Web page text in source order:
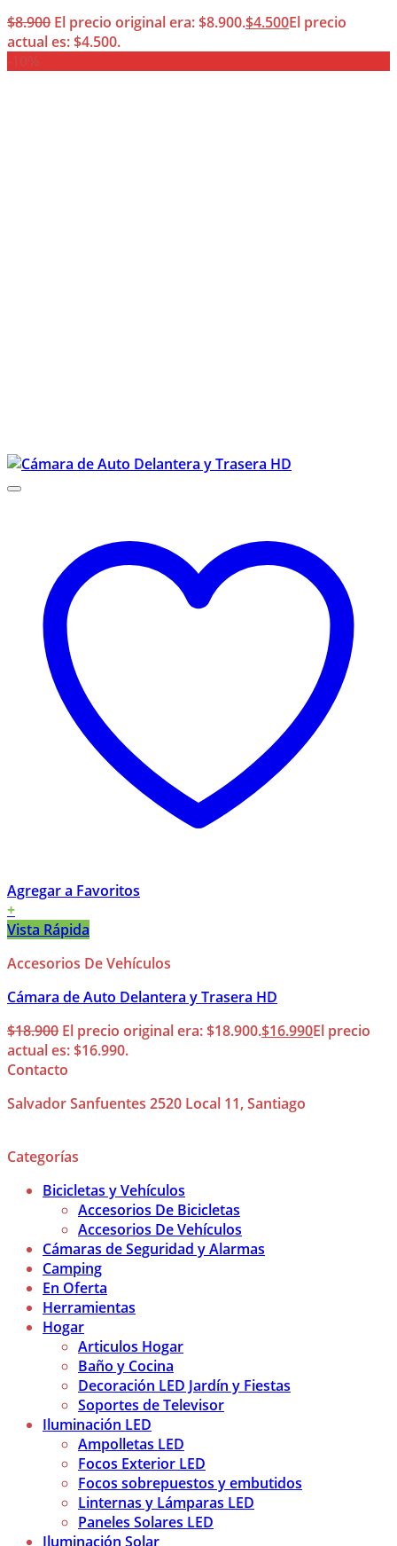
$8.900 El precio original era: $8.900.$4.500El precio
actual es: $4.500.
Agregar a Favoritos
+
Vista Rápida
Accesorios De Vehículos
Cámara de Auto Delantera y Trasera HD
$18.900 El precio original era: $18.900.$16.990El precio
actual es: $16.990.
Contacto
Salvador Sanfuentes 2520 Local 11, Santiago
Categorías
Bicicletas y Vehículos
Accesorios De Bicicletas
Accesorios De Vehículos
Cámaras de Seguridad y Alarmas
Camping
En Oferta
Herramientas
Hogar
Articulos Hogar
Baño y Cocina
Decoración LED Jardín y Fiestas
Soportes de Televisor
Iluminación LED
Ampolletas LED
Focos Exterior LED
Focos sobrepuestos y embutidos
Linternas y Lámparas LED
Paneles Solares LED
Iluminación Solar